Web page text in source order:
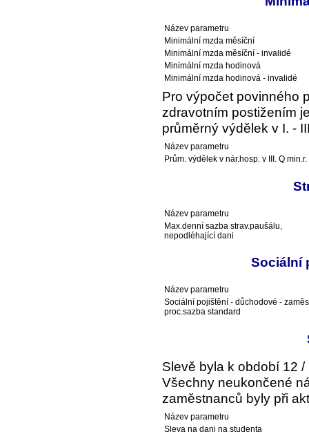
Název parametru
Minimální mzda měsíční
Minimální mzda měsíční - invalidé
Minimální mzda hodinová
Minimální mzda hodinová - invalidé
Pro výpočet povinného
zdravotním postižením
průměrný výdělek v I. -
Název parametru
Prům. výdělek v nár.hosp. v III. Q min.r.
Název parametru
Max.denní sazba strav.paušálu,
nepodléhající dani
Sociální
Název parametru
Sociální pojištění - důchodové -
proc.sazba standard
Slevě byla k období 12
Všechny neukončené
zaměstnanců byly při
Název parametru
Sleva na dani na studenta